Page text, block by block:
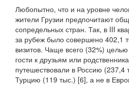
Любопытно, что и на уровне
жители Грузии предпочитают
сопредельных стран. Так, в III
за рубеж было совершено 402,1
визитов. Чаще всего (32%)
гости к друзьям или
путешествовали в Россию
Турцию (119 тыс.) [6], а не в